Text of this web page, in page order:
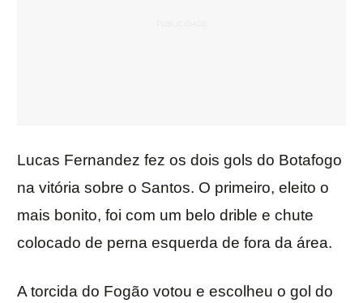
Lucas Fernandez fez os dois gols do Botafogo
na vitória sobre o Santos. O primeiro, eleito o
mais bonito, foi com um belo drible e chute
colocado de perna esquerda de fora da área.
A torcida do Fogão votou e escolheu o gol do